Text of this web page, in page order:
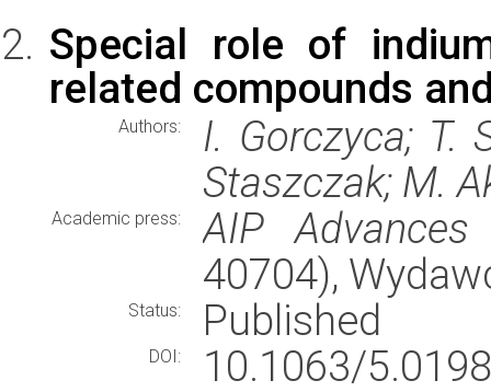
Special role of
related compounds
Authors:
I. Gorczyca; T.
Staszczak; M.
Academic press: AIP Advances
40704),
Status: Published
DOI:
10.1063/